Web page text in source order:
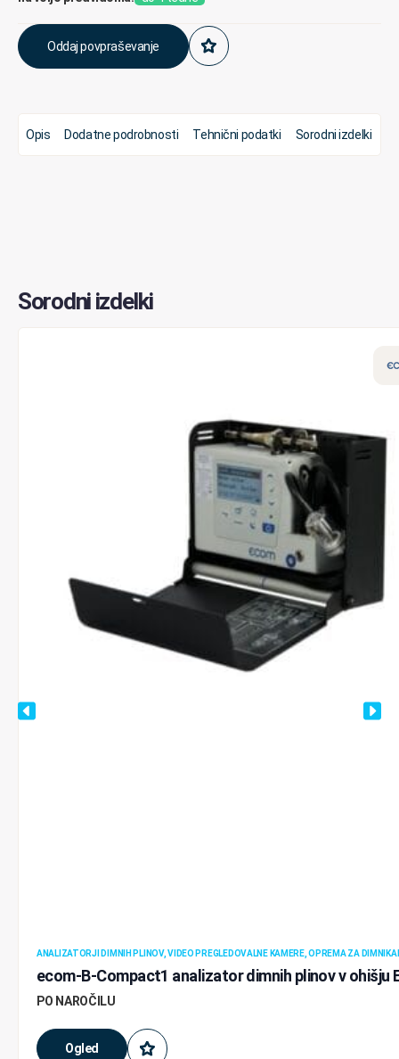
Oddaj povpraševanje
Opis Dodatne podrobnosti Tehnični podatki Sorodni izdelki
Sorodni izdelki
ANALIZATORJI DIMNIH PLINOV, VIDEO PREGLEDOVALNE KAMERE, OPREMA ZA
ecom-B-Compact1 analizator dimnih plinov v ohišju
Ogled
PO NAROČILU